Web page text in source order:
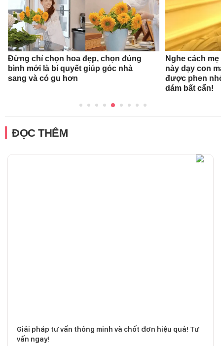
Đừng chỉ chọn hoa đẹp, chọn đúng
bình mới là bí quyết giúp góc nhà
sang và có gu hơn
Nghe cách
này dạy con
được phen
dám bất cẩn!
ĐỌC THÊM
Giải pháp tư vấn thông minh và chốt đơn hiệu quả! Tư
vấn ngay!